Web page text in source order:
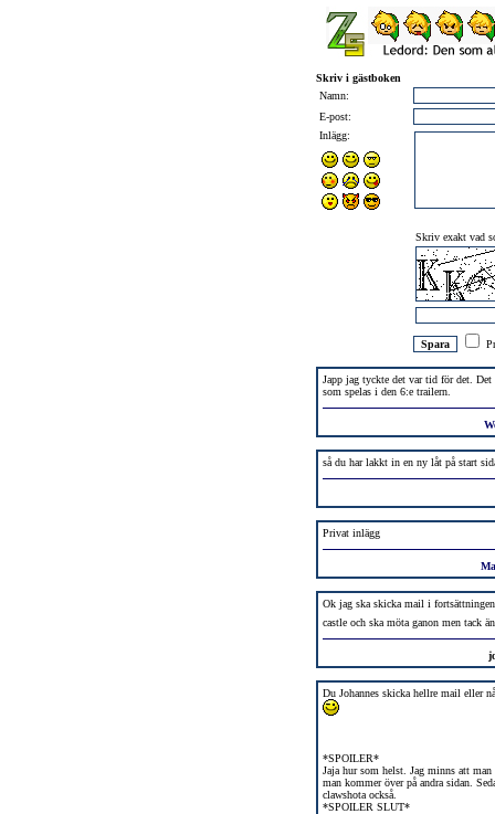
Skriv i gästboken
Namn:
E-post:
Inlägg:
Skriv exakt vad
Japp jag tyckte det var tid för det. Det
som spelas i den 6:e trailern.
så du har lakkt in en ny låt på start
Privat inlägg
Ok jag ska skicka mail i
castle och ska möta ganon men tack
Du Johannes skicka hellre mail eller
*SPOILER*
Jaja hur som helst. Jag minns att man
man kommer över på andra sidan.
clawshota också.
*SPOILER SLUT*